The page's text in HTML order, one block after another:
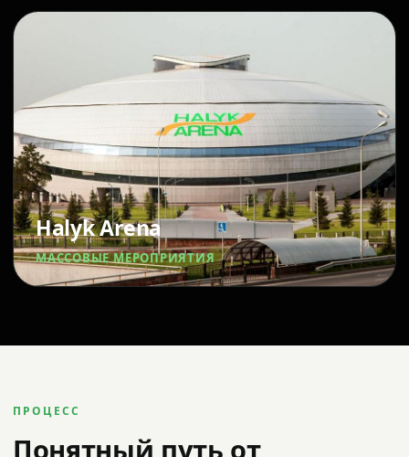
Halyk Arena
МАССОВЫЕ МЕРОПРИЯТИЯ
ПРОЦЕСС
Понятный путь от